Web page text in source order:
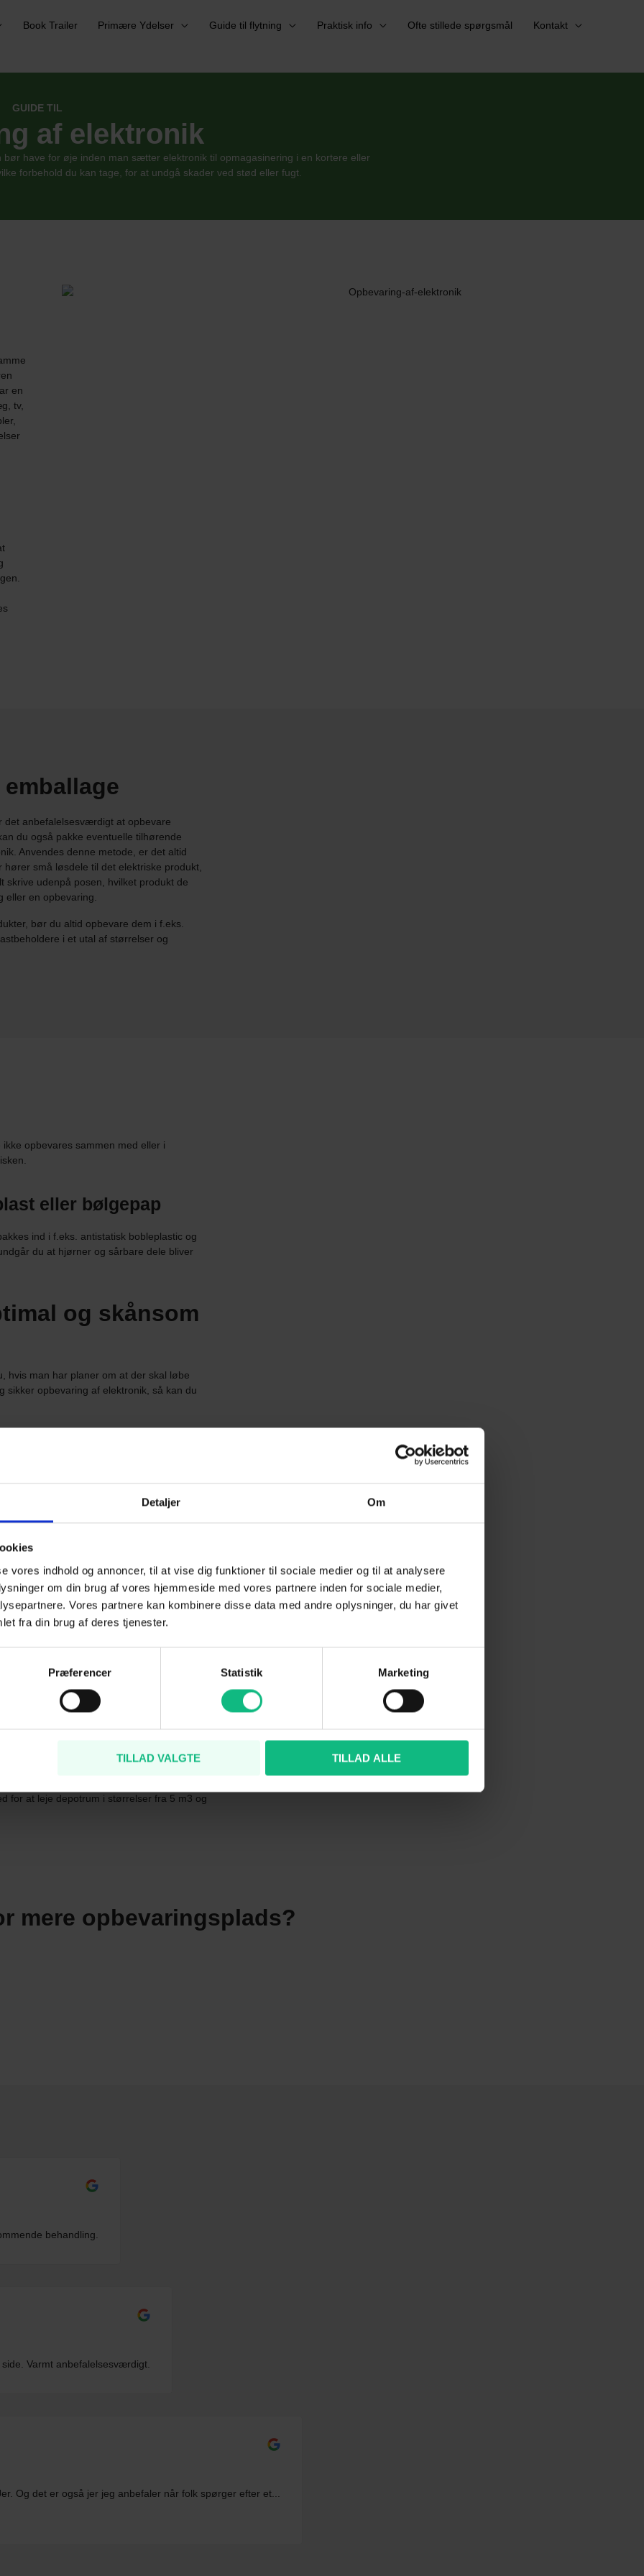
Detaljer Om
vores indhold og annoncer, til at vise dig funktioner til sociale medier og til at analysere
om din brug af vores hjemmeside med vores partnere inden for sociale medier,
Vores partnere kan kombinere disse data med andre oplysninger, du har givet
fra din brug af deres tjenester.
Præferencer Statistik Marketing
TILLAD VALGTE TILLAD ALLE
Book Trailer Primære Ydelser Guide til flytning Praktisk info Ofte stillede spørgsmål Kontakt
GUIDE TIL
af elektronik
have for øje inden man sætter elektronik til opmagasinering i en kortere eller
forbehold du kan tage, for at undgå skader ved stød eller fugt.
en
tv,
det anbefalelsesværdigt at opbevare
du også pakke eventuelle tilhørende
Anvendes denne metode, er det altid
små løsdele til det elektriske produkt,
skrive udenpå posen, hvilket produkt de
en opbevaring.
bør du altid opbevare dem i f.eks.
i et utal af størrelser og
opbevares sammen med eller i
eller bølgepap
ind i f.eks. antistatisk bobleplastic og
du at hjørner og sårbare dele bliver
og skånsom
hvis man har planer om at der skal løbe
sikker opbevaring af elektronik, så kan du
ikke udsættes for fugt,
stabilt mellem 5 og 10 grader hele
og andre
og det er kun dig selv, der har nøgle og
af Boxdepotets medarbejder, men alt
du ved leje af et depotrum hos
også, når du på et tidspunkt vælger at flytte
(Hadsten, Horsens, Hedensted, Otterup
for at leje depotrum i størrelser fra 5 m3 og
mere opbevaringsplads?
behandling.
Varmt anbefalelsesværdigt.
Og det er også jer jeg anbefaler når folk spørger efter et...